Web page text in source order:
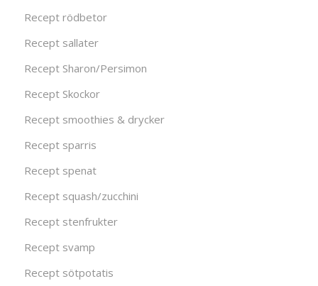
Recept rödbetor
Recept sallater
Recept Sharon/Persimon
Recept Skockor
Recept smoothies & drycker
Recept sparris
Recept spenat
Recept squash/zucchini
Recept stenfrukter
Recept svamp
Recept sötpotatis